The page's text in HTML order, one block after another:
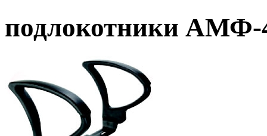
подлокотники АМФ-